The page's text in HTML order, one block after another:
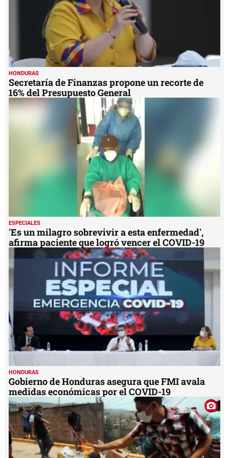
HONDURAS
Secretaría de Finanzas propone un recorte de
16% del Presupuesto General
ESPECIALES
'Es un milagro sobrevivir a esta enfermedad',
afirma paciente que logró vencer el COVID-19
HONDURAS
Gobierno de Honduras asegura que FMI avala
medidas económicas por el COVID-19